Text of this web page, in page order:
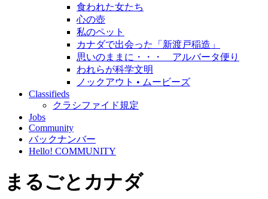
食われた女たち
心の壺
私のペット
カナダで出会った「新渡戸稲造」
思いのままに・・・ アルバータ便り
われらが科学文明
ノックアウト • ムービーズ
Classifieds
クラシファイド規定
Jobs
Community
バックナンバー
Hello! COMMUNITY
まるごとカナダ